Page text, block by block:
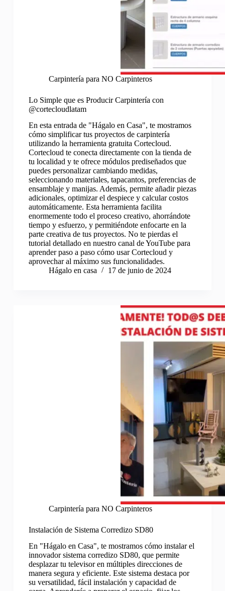
Carpintería para NO Carpinteros
Lo Simple que es Producir Carpintería con
@cortecloudlatam
En esta entrada de "Hágalo en Casa", te mostramos
cómo simplificar tus proyectos de carpintería
utilizando la herramienta gratuita Cortecloud.
Cortecloud te conecta directamente con la tienda de
tu localidad y te ofrece módulos prediseñados que
puedes personalizar cambiando medidas,
seleccionando materiales, tapacantos, preferencias de
ensamblaje y manijas. Además, permite añadir piezas
adicionales, optimizar el despiece y calcular costos
automáticamente. Esta herramienta facilita
enormemente todo el proceso creativo, ahorrándote
tiempo y esfuerzo, y permitiéndote enfocarte en la
parte creativa de tus proyectos. No te pierdas el
tutorial detallado en nuestro canal de YouTube para
aprender paso a paso cómo usar Cortecloud y
aprovechar al máximo sus funcionalidades.
Hágalo en casa
17 de junio de 2024
Carpintería para NO Carpinteros
Instalación de Sistema Corredizo SD80
En "Hágalo en Casa", te mostramos cómo instalar el
innovador sistema corredizo SD80, que permite
desplazar tu televisor en múltiples direcciones de
manera segura y eficiente. Este sistema destaca por
su versatilidad, fácil instalación y capacidad de